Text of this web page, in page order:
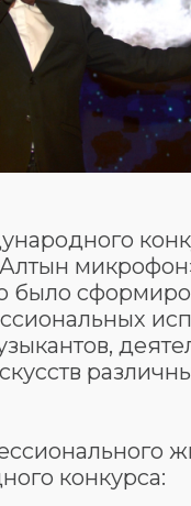
было
конкурса: